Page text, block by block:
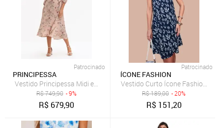
Patrocinado
PRINCIPESSA
Vestido Principessa Midi em Crepe Estampado Rosê Floral Amber
R$749,90 - 9%
R$ 679,90
Patrocinado
ÍCONE FASHION
Vestido Curto Ícone Fashion
R$189,00 - 20%
R$ 151,20